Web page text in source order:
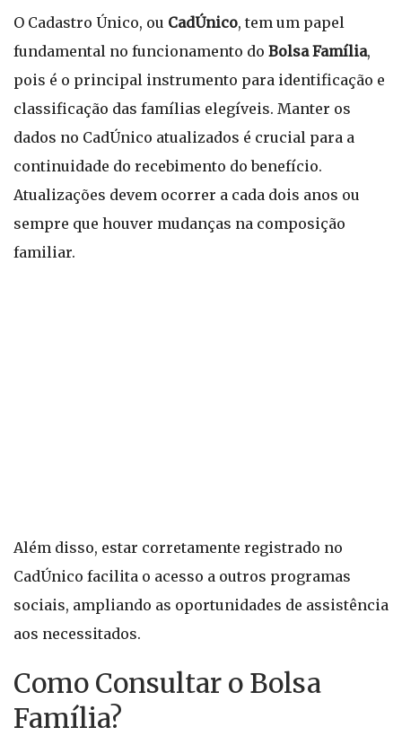
O Cadastro Único, ou CadÚnico, tem um papel
fundamental no funcionamento do Bolsa Família,
pois é o principal instrumento para identificação e
classificação das famílias elegíveis. Manter os
dados no CadÚnico atualizados é crucial para a
continuidade do recebimento do benefício.
Atualizações devem ocorrer a cada dois anos ou
sempre que houver mudanças na composição
familiar.
Além disso, estar corretamente registrado no
CadÚnico facilita o acesso a outros programas
sociais, ampliando as oportunidades de assistência
aos necessitados.
Como Consultar o Bolsa
Família?